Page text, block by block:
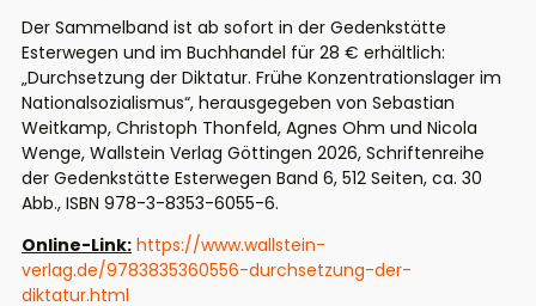
Der Sammelband ist ab sofort in der Gedenkstätte
Esterwegen und im Buchhandel für 28 € erhältlich:
„Durchsetzung der Diktatur. Frühe Konzentrationslager im
Nationalsozialismus“, herausgegeben von Sebastian
Weitkamp, Christoph Thonfeld, Agnes Ohm und Nicola
Wenge, Wallstein Verlag Göttingen 2026, Schriftenreihe
der Gedenkstätte Esterwegen Band 6, 512 Seiten, ca. 30
Abb., ISBN 978-3-8353-6055-6.
Online-Link: https://www.wallstein-
verlag.de/9783835360556-durchsetzung-der-
diktatur.html